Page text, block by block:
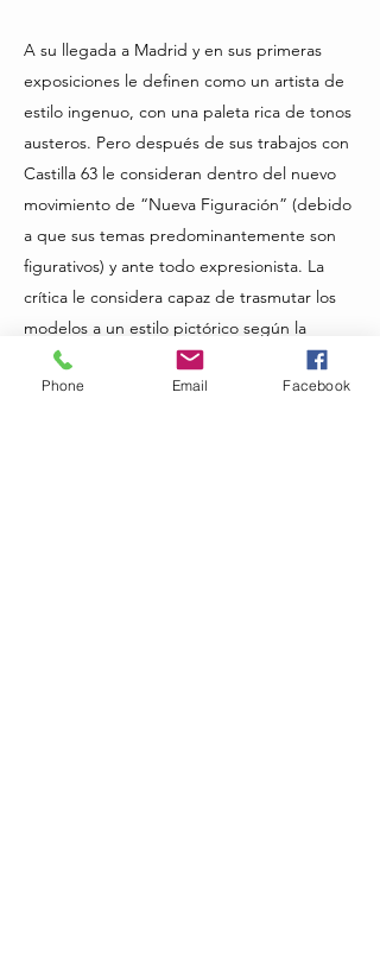
A su llegada a Madrid y en sus primeras
exposiciones le definen como un artista de
estilo ingenuo, con una paleta rica de tonos
austeros. Pero después de sus trabajos con
Castilla 63 le consideran dentro del nuevo
movimiento de “Nueva Figuración” (debido
a que sus temas predominantemente son
figurativos) y ante todo expresionista. La
crítica le considera capaz de trasmutar los
modelos a un estilo pictórico según la
sustancia plástica, manteniendo un estilo
recio y contundente que le caracteriza.
Phone Email Facebook